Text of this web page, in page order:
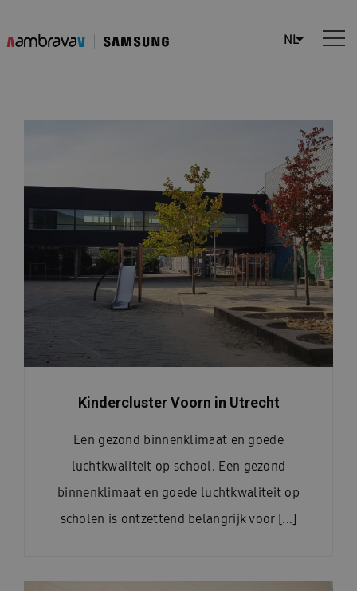
Kindercluster Voorn in Utrecht
Een gezond binnenklimaat en goede
luchtkwaliteit op school. Een gezond
binnenklimaat en goede luchtkwaliteit op
scholen is ontzettend belangrijk voor [...]